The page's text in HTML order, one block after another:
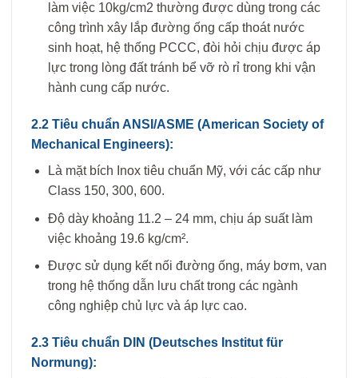
làm việc 10kg/cm2 thường được dùng trong các
công trình xây lắp đường ống cấp thoát nước
sinh hoạt, hệ thống PCCC, đòi hỏi chịu được áp
lực trong lòng đất tránh bể vỡ rò rỉ trong khi vận
hành cung cấp nước.
2.2 Tiêu chuẩn ANSI/ASME (American Society of
Mechanical Engineers):
Là mặt bích Inox tiêu chuẩn Mỹ, với các cấp như
Class 150, 300, 600.
Độ dày khoảng 11.2 – 24 mm, chịu áp suất làm
việc khoảng 19.6 kg/cm².
Được sử dụng kết nối đường ống, máy bơm, van
trong hệ thống dẫn lưu chất trong các ngành
công nghiệp chủ lực và áp lực cao.
2.3 Tiêu chuẩn DIN (Deutsches Institut für
Normung):